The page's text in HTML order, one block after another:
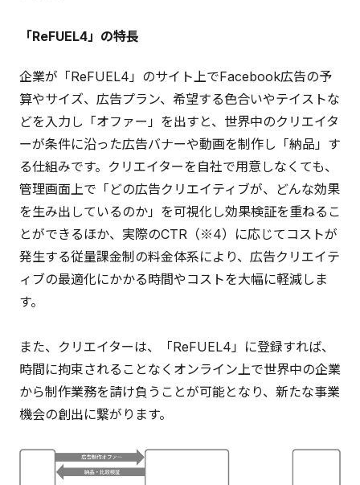
「ReFUEL4」の特長
企業が「ReFUEL4」のサイト上でFacebook広告の予
算やサイズ、広告プラン、希望する色合いやテイストな
どを入力し「オファー」を出すと、世界中のクリエイタ
ーが条件に沿った広告バナーや動画を制作し「納品」す
る仕組みです。クリエイターを自社で用意しなくても、
管理画面上で「どの広告クリエイティブが、どんな効果
を生み出しているのか」を可視化し効果検証を重ねるこ
とができるほか、実際のCTR（※4）に応じてコストが
発生する従量課金制の料金体系により、広告クリエイテ
ィブの最適化にかかる時間やコストを大幅に軽減しま
す。
また、クリエイターは、「ReFUEL4」に登録すれば、
時間に拘束されることなくオンライン上で世界中の企業
から制作業務を請け負うことが可能となり、新たな事業
機会の創出に繋がります。